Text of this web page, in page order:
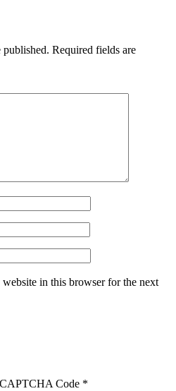
published. Required fields are
website in this browser for the next
CAPTCHA Code *